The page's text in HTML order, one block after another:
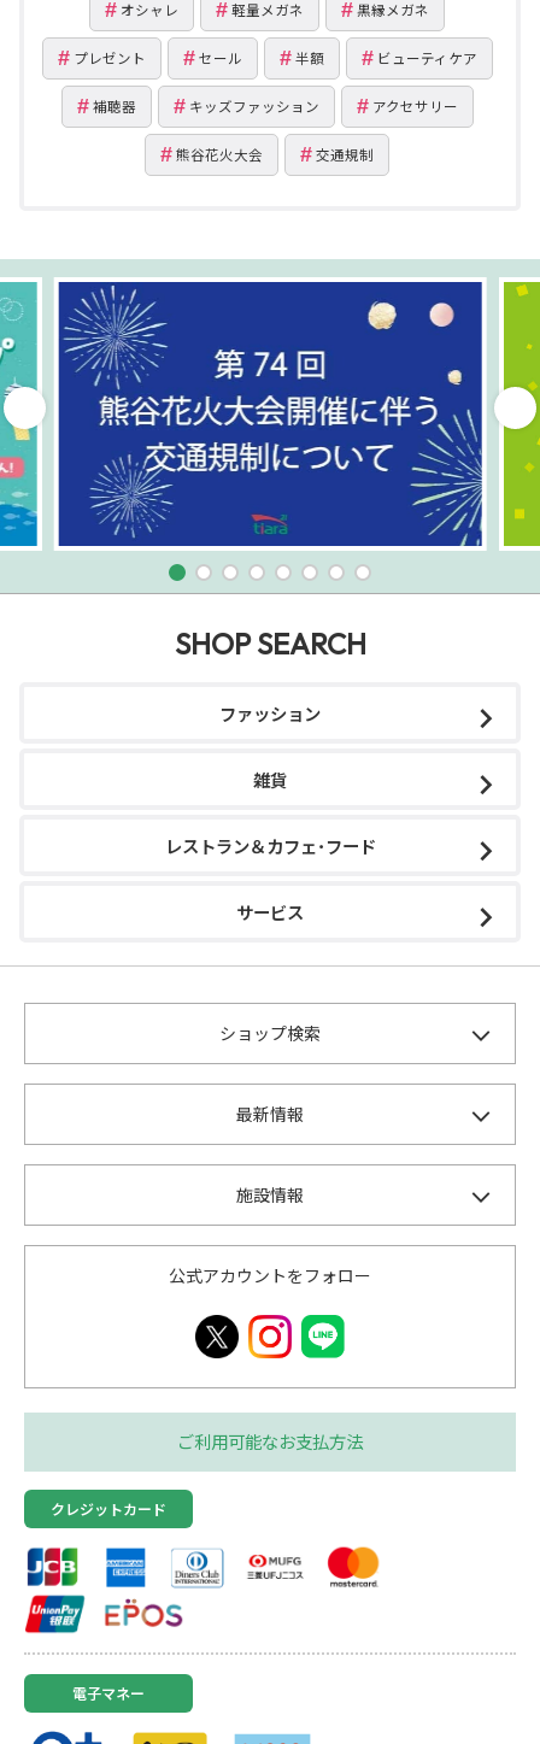
オシャレ 軽量メガネ 黒縁メガネ
プレゼント セール 半額 ビューティケア
補聴器 キッズファッション アクセサリー
熊谷花火大会 交通規制
SHOP SEARCH
ファッション
雑貨
レストラン＆カフェ･フード
サービス
ショップ検索
最新情報
施設情報
公式アカウントをフォロー
ご利用可能なお支払方法
クレジットカード
電子マネー